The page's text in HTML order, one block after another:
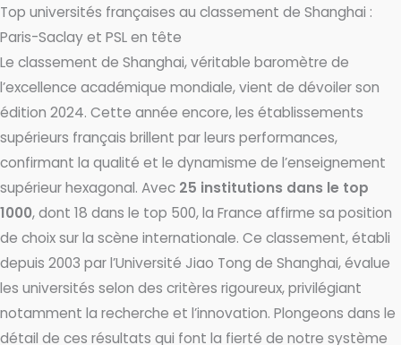
Aller
au
contenu
Top universités françaises au classement de Shanghai :
Paris-Saclay et PSL en tête
Le classement de Shanghai, véritable baromètre de
l’excellence académique mondiale, vient de dévoiler son
édition 2024. Cette année encore, les établissements
supérieurs français brillent par leurs performances,
confirmant la qualité et le dynamisme de l’enseignement
supérieur hexagonal. Avec 25 institutions dans le top
1000, dont 18 dans le top 500, la France affirme sa position
de choix sur la scène internationale. Ce classement, établi
depuis 2003 par l’Université Jiao Tong de Shanghai, évalue
les universités selon des critères rigoureux, privilégiant
notamment la recherche et l’innovation. Plongeons dans le
détail de ces résultats qui font la fierté de notre système